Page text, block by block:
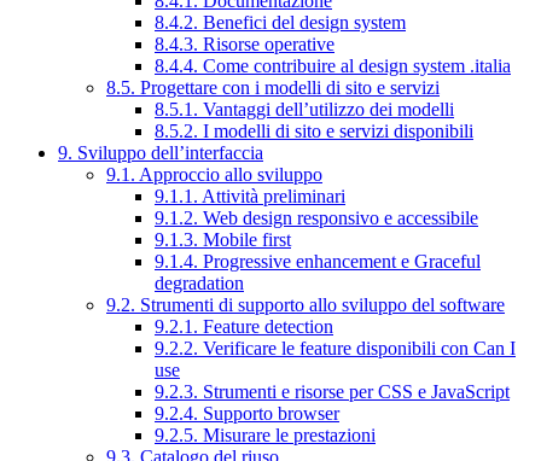
8.4.2. Benefici del design system
8.4.3. Risorse operative
8.4.4. Come contribuire al design system .italia
8.5. Progettare con i modelli di sito e servizi
8.5.1. Vantaggi dell’utilizzo dei modelli
8.5.2. I modelli di sito e servizi disponibili
9. Sviluppo dell’interfaccia
9.1. Approccio allo sviluppo
9.1.1. Attività preliminari
9.1.2. Web design responsivo e accessibile
9.1.3. Mobile first
9.1.4. Progressive enhancement e Graceful
degradation
9.2. Strumenti di supporto allo sviluppo del software
9.2.1. Feature detection
9.2.2. Verificare le feature disponibili con Can I
use
9.2.3. Strumenti e risorse per CSS e JavaScript
9.2.4. Supporto browser
9.2.5. Misurare le prestazioni
9.3. Catalogo del riuso